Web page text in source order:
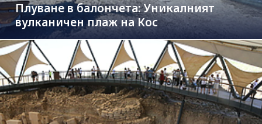
Плуване в балончета: Уникалният
вулканичен плаж на Кос